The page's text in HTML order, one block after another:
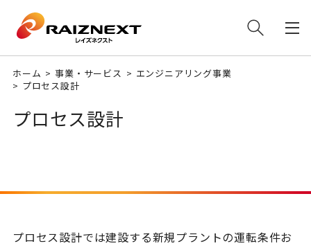
ホーム 事業・サービス
エンジニアリング事業
プロセス設計
プロセス設計
プロセス設計では建設する新規プラントの運転条件お